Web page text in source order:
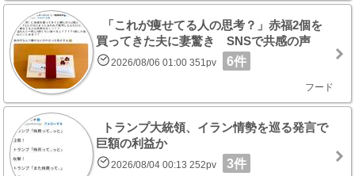
「これが痩せてる人の思考？」赤福2個を
買ってきた夫に妻驚き SNSで共感の声
2026/08/06 01:00 351pv 6件
フード
トランプ大統領、イラン情勢を巡る発言で
巨額の利益か
2026/08/04 00:13 252pv 3件